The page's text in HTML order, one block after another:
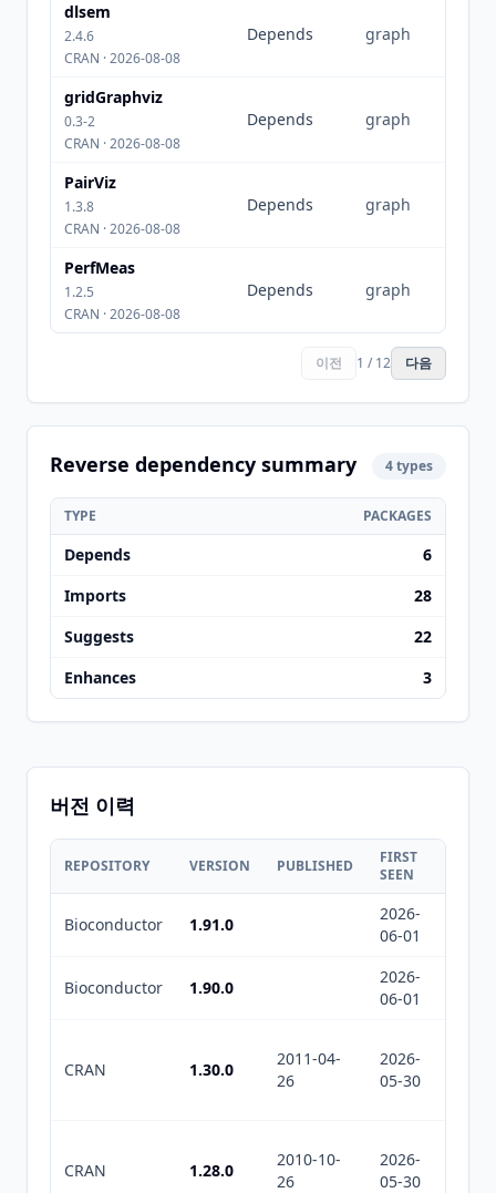
dlsem
2.4.6
CRAN · 2026-08-08
Depends graph
gridGraphviz
0.3-2
CRAN · 2026-08-08
Depends graph
PairViz
1.3.8
CRAN · 2026-08-08
Depends graph
PerfMeas
1.2.5
CRAN · 2026-08-08
Depends graph
이전 1 / 12 다음
Reverse dependency summary 4 types
TYPE PACKAGES
Depends
6
Imports
28
Suggests
22
Enhances
3
버전 이력
REPOSITORY VERSION PUBLISHED
FIRST
SEEN
Bioconductor 1.91.0
2026-
06-01
Bioconductor 1.90.0
2026-
06-01
CRAN 1.30.0
2011-04-
26
2026-
05-30
CRAN 1.28.0
2010-10-
26
2026-
05-30